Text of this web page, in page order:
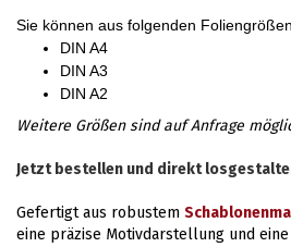
Sie können aus folgenden
DIN A4
DIN A3
DIN A2
Weitere Größen sind auf Anfrage
Jetzt bestellen und direkt
Gefertigt aus robustem
eine präzise Motivdarstellung und